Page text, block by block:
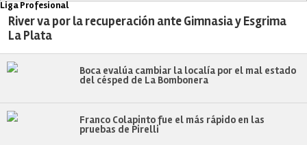
Liga Profesional
River va por la recuperación ante Gimnasia y Esgrima
La Plata
Boca evalúa cambiar la localía por el mal estado
del césped de La Bombonera
Franco Colapinto fue el más rápido en las
pruebas de Pirelli